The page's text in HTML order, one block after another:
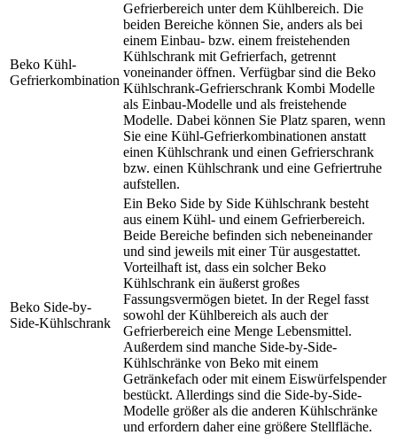
Beko Kühl-
Gefrierkombination
Gefrierbereich unter dem Kühlbereich. Die
beiden Bereiche können Sie, anders als bei
einem Einbau- bzw. einem freistehenden
Kühlschrank mit Gefrierfach, getrennt
voneinander öffnen. Verfügbar sind die Beko
Kühlschrank-Gefrierschrank Kombi Modelle
als Einbau-Modelle und als freistehende
Modelle. Dabei können Sie Platz sparen, wenn
Sie eine Kühl-Gefrierkombinationen anstatt
einen Kühlschrank und einen Gefrierschrank
bzw. einen Kühlschrank und eine Gefriertruhe
aufstellen.
Beko Side-by-
Side-Kühlschrank
Ein Beko Side by Side Kühlschrank besteht
aus einem Kühl- und einem Gefrierbereich.
Beide Bereiche befinden sich nebeneinander
und sind jeweils mit einer Tür ausgestattet.
Vorteilhaft ist, dass ein solcher Beko
Kühlschrank ein äußerst großes
Fassungsvermögen bietet. In der Regel fasst
sowohl der Kühlbereich als auch der
Gefrierbereich eine Menge Lebensmittel.
Außerdem sind manche Side-by-Side-
Kühlschränke von Beko mit einem
Getränkefach oder mit einem Eiswürfelspender
bestückt. Allerdings sind die Side-by-Side-
Modelle größer als die anderen Kühlschränke
und erfordern daher eine größere Stellfläche.